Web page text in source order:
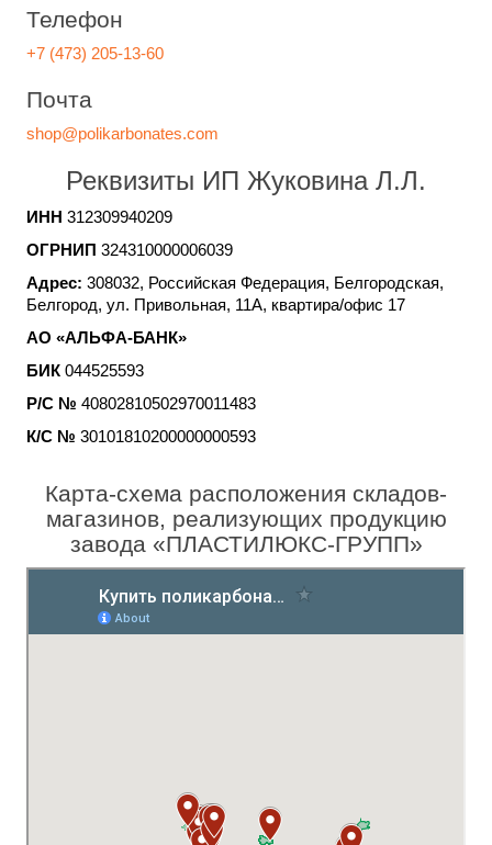
Телефон
+7 (473) 205-13-60
Почта
shop@polikarbonates.com
Реквизиты ИП Жуковина Л.Л.
ИНН 312309940209
ОГРНИП 324310000006039
Адрес: 308032, Российская Федерация, Белгородская,
Белгород, ул. Привольная, 11А, квартира/офис 17
АО «АЛЬФА-БАНК»
БИК 044525593
Р/С № 40802810502970011483
К/С № 30101810200000000593
Карта-схема расположения складов-
магазинов, реализующих продукцию
завода «ПЛАСТИЛЮКС-ГРУПП»